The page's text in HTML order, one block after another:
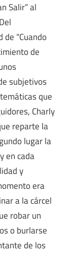
Salir” al
“Cuando
de
subjetivos
que
Charly
reparte la
lugar la
en cada
y
era
a la cárcel
robar un
o burlarse
de los